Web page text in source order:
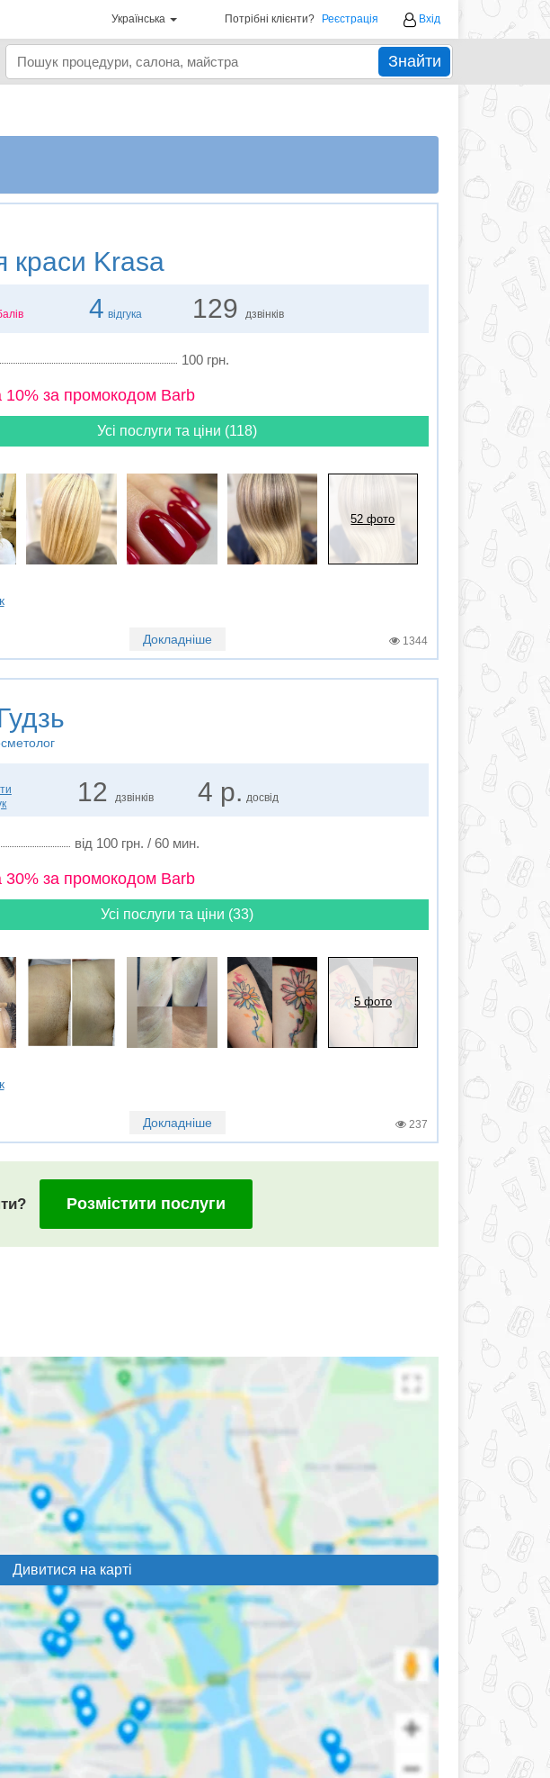
Українська Потрібні клієнти? Реєстрація Вхід
Знайти
краси Krasa
4 відгука 129 дзвінків
100 грн.
10% за промокодом Barb
Усі послуги та ціни (118)
52 фото
Докладніше 1344
12 дзвінків 4 р. досвід
від 100 грн. / 60 мин.
30% за промокодом Barb
Усі послуги та ціни (33)
5 фото
Докладніше 237
Розмістити послуги
Дивитися на карті